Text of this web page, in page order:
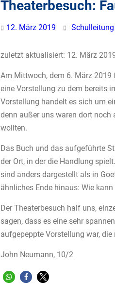
Theaterbesuch:
12. März 2019 Schulleitung
zuletzt aktualisiert: 12. März
Am Mittwoch, dem 6. März
eine Vorstellung zu dem bereits
Vorstellung handelt es sich um
denn außer uns waren dort
wollten.
Das Buch und das aufgeführte
der Ort, in der die Handlung
sind anders dargestellt als in
ähnliches Ende hinaus: Wie
Der Theaterbesuch half uns,
sagen, dass es eine sehr
aufgepeppte Vorstellung war,
John Neumann, 10/2